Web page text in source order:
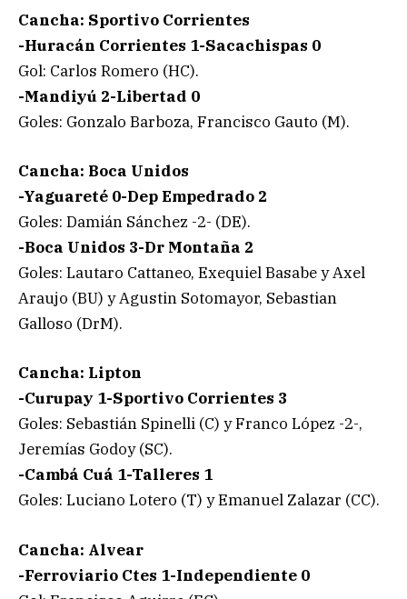
Cancha: Sportivo Corrientes
-Huracán Corrientes 1-Sacachispas 0
Gol: Carlos Romero (HC).
-Mandiyú 2-Libertad 0
Goles: Gonzalo Barboza, Francisco Gauto (M).
Cancha: Boca Unidos
-Yaguareté 0-Dep Empedrado 2
Goles: Damián Sánchez -2- (DE).
-Boca Unidos 3-Dr Montaña 2
Goles: Lautaro Cattaneo, Exequiel Basabe y Axel
Araujo (BU) y Agustin Sotomayor, Sebastian
Galloso (DrM).
Cancha: Lipton
-Curupay 1-Sportivo Corrientes 3
Goles: Sebastián Spinelli (C) y Franco López -2-,
Jeremías Godoy (SC).
-Cambá Cuá 1-Talleres 1
Goles: Luciano Lotero (T) y Emanuel Zalazar (CC).
Cancha: Alvear
-Ferroviario Ctes 1-Independiente 0